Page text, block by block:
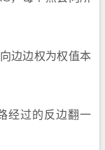
边边权为权值本
经过的反边翻一